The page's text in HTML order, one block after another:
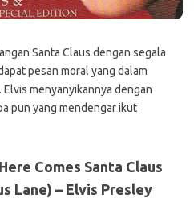
Santa Claus dengan segala
pesan moral yang dalam
menyanyikannya dengan
pun yang mendengar ikut
Comes Santa Claus
Lane) – Elvis Presley